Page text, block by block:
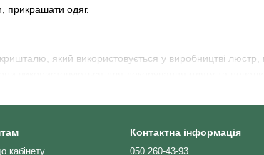
прикрашати одяг.
який використовується у виробництві
нових технологічних процесів та обробки скла.
кабінету
Контактна інформація
050 260-43-93